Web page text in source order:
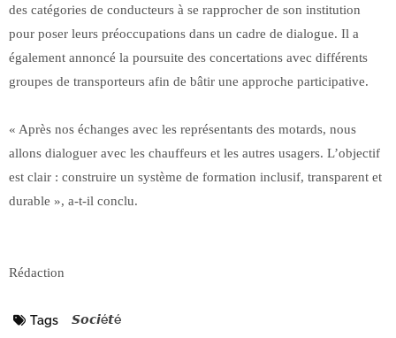
des catégories de conducteurs à se rapprocher de son institution
pour poser leurs préoccupations dans un cadre de dialogue. Il a
également annoncé la poursuite des concertations avec différents
groupes de transporteurs afin de bâtir une approche participative.
« Après nos échanges avec les représentants des motards, nous
allons dialoguer avec les chauffeurs et les autres usagers. L’objectif
est clair : construire un système de formation inclusif, transparent et
durable », a-t-il conclu.
Rédaction
Tags 𝙎𝙤𝙘𝙞é𝙩é